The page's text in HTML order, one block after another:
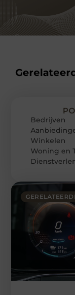
Bedrijven
Winkelen
Woning en